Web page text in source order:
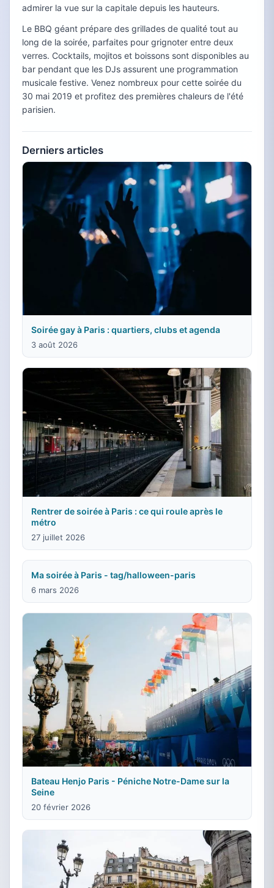
admirer la vue sur la capitale depuis les hauteurs.
Le BBQ géant prépare des grillades de qualité tout au
long de la soirée, parfaites pour grignoter entre deux
verres. Cocktails, mojitos et boissons sont disponibles au
bar pendant que les DJs assurent une programmation
musicale festive. Venez nombreux pour cette soirée du
30 mai 2019 et profitez des premières chaleurs de l'été
parisien.
Derniers articles
Soirée gay à Paris : quartiers, clubs et agenda
3 août 2026
Rentrer de soirée à Paris : ce qui roule après le
métro
27 juillet 2026
Ma soirée à Paris - tag/halloween-paris
6 mars 2026
Bateau Henjo Paris - Péniche Notre-Dame sur la
Seine
20 février 2026